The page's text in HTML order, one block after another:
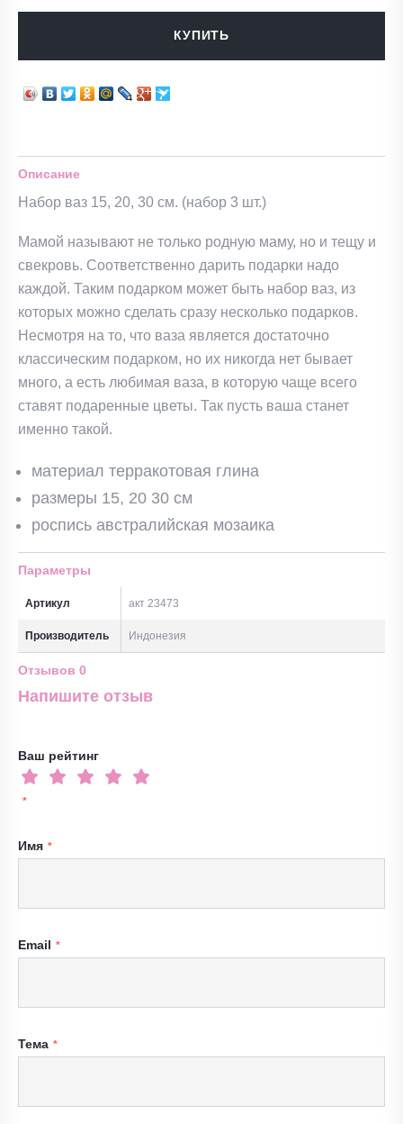
КУПИТЬ
Описание
Набор ваз 15, 20, 30 см. (набор 3 шт.)
Мамой называют не только родную маму, но и тещу и
свекровь. Соответственно дарить подарки надо
каждой. Таким подарком может быть набор ваз, из
которых можно сделать сразу несколько подарков.
Несмотря на то, что ваза является достаточно
классическим подарком, но их никогда нет бывает
много, а есть любимая ваза, в которую чаще всего
ставят подаренные цветы. Так пусть ваша станет
именно такой.
материал терракотовая глина
размеры 15, 20 30 см
роспись австралийская мозаика
Параметры
Артикул акт 23473
Производитель Индонезия
Отзывов 0
Напишите отзыв
Ваш рейтинг
Имя
Email
Тема